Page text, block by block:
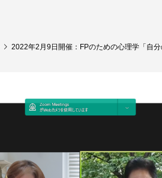
2022年2月9日開催：FPのための心理学「自分